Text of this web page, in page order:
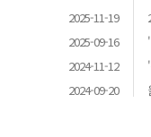
2025-11-19
2025-09-16
2024-11-12
2024-09-20